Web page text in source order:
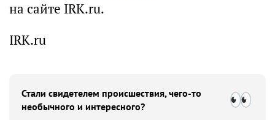
на сайте IRK.ru.
IRK.ru
Стали свидетелем происшествия, чего-то
необычного и интересного?